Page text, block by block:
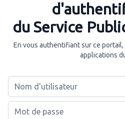
du Service
En vous authentifiant sur ce
applications
Nom d'utilisateur
Mot de passe